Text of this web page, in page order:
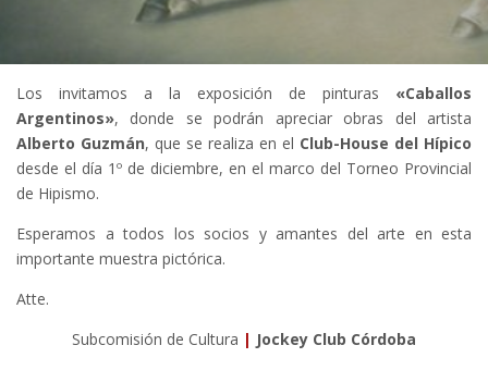
Los invitamos a la exposición de pinturas «Caballos
Argentinos», donde se podrán apreciar obras del artista
Alberto Guzmán, que se realiza en el Club-House del Hípico
desde el día 1º de diciembre, en el marco del Torneo Provincial
de Hipismo.
Esperamos a todos los socios y amantes del arte en esta
importante muestra pictórica.
Atte.
Subcomisión de Cultura | Jockey Club Córdoba